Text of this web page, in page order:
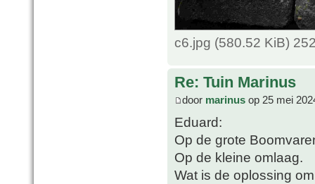
c6.jpg (580.52 KiB)
Re: Tuin Marinus
door marinus op 25 mei
Eduard:
Op de grote
Op de kleine omlaag.
Wat is de oplossing